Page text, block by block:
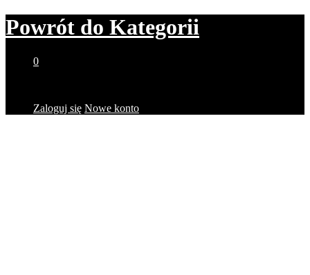
Powrót do Kategorii
0
Zaloguj się Nowe konto